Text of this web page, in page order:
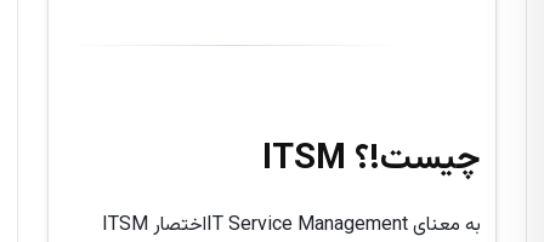
ITSM چیست!؟
ITSM اختصارIT Service Management به معنای